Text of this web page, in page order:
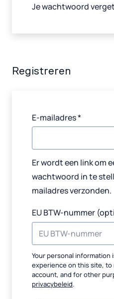
Je wachtwoord
Registreren
E-mailadres*
Er wordt een link om
wachtwoord in te
mailadres verzonden.
EU BTW-nummer
Your personal
experience on this site, to
account, and for other
privacybeleid.